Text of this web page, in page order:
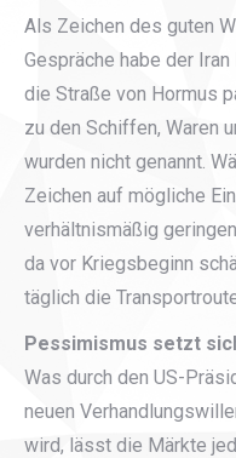
Als Zeichen des guten
Gespräche habe der
die Straße von Hormus
zu den Schiffen, Waren
wurden nicht genannt.
Zeichen auf mögliche
verhältnismäßig
da vor Kriegsbeginn
täglich die
Pessimismus setzt
Was durch den US-
neuen
wird, lässt die Märkte